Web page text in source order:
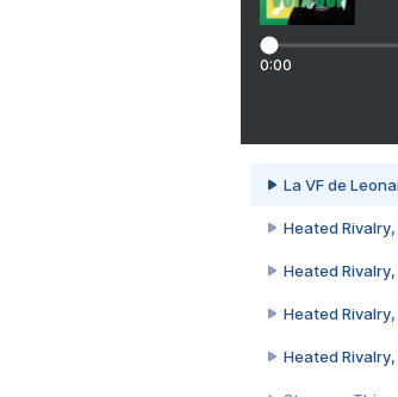
0:00
La VF de
Heated
Heated
Heated
Heated